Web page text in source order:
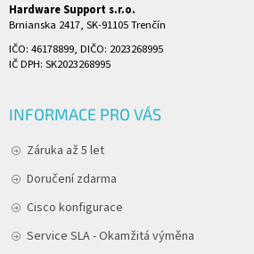
Hardware Support s.r.o.
Brnianska 2417, SK-91105 Trenčín
IČO: 46178899, DIČO: 2023268995
IČ DPH: SK2023268995
INFORMACE PRO VÁS
Záruka až 5 let
Doručení zdarma
Cisco konfigurace
Service SLA - Okamžitá výměna